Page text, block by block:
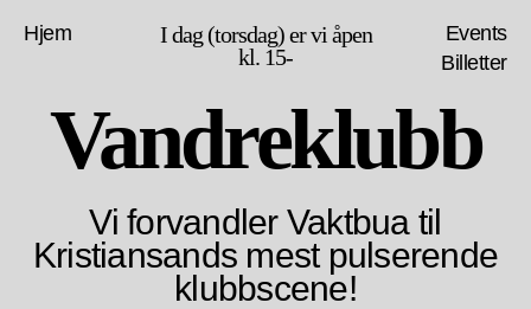
Hjem
I dag (torsdag) er vi åpen
kl. 15-
Events
Billetter
Vandreklubb
Vi forvandler Vaktbua til
Kristiansands mest pulserende
klubbscene!